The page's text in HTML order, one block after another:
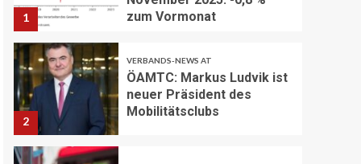
1
zum Vormonat
2
VERBANDS-NEWS AT
ÖAMTC: Markus Ludvik ist
neuer Präsident des
Mobilitätsclubs